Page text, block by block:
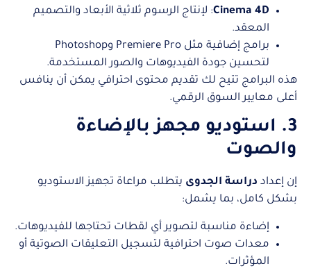
Cinema 4D: لإنتاج الرسوم ثلاثية الأبعاد والتصميم
المعقد.
برامج إضافية مثل Premiere Pro وPhotoshop
لتحسين جودة الفيديوهات والصور المستخدمة.
هذه البرامج تتيح لك تقديم محتوى احترافي يمكن أن ينافس
أعلى معايير السوق الرقمي.
3. استوديو مجهز بالإضاءة
والصوت
إن إعداد دراسة الجدوى يتطلب مراعاة تجهيز الاستوديو
بشكل كامل، بما يشمل:
إضاءة مناسبة لتصوير أي لقطات تحتاجها للفيديوهات.
معدات صوت احترافية لتسجيل التعليقات الصوتية أو
المؤثرات.